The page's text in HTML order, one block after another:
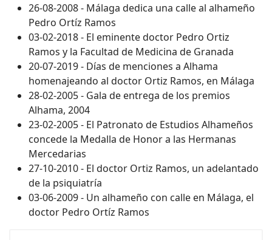
26-08-2008 - Málaga dedica una calle al alhameño
Pedro Ortíz Ramos
03-02-2018 - El eminente doctor Pedro Ortiz
Ramos y la Facultad de Medicina de Granada
20-07-2019 - Días de menciones a Alhama
homenajeando al doctor Ortiz Ramos, en Málaga
28-02-2005 - Gala de entrega de los premios
Alhama, 2004
23-02-2005 - El Patronato de Estudios Alhameños
concede la Medalla de Honor a las Hermanas
Mercedarias
27-10-2010 - El doctor Ortiz Ramos, un adelantado
de la psiquiatría
03-06-2009 - Un alhameño con calle en Málaga, el
doctor Pedro Ortíz Ramos